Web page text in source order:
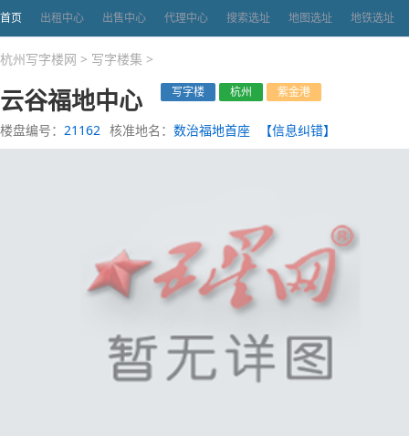
首页 出租中心 出售中心 代理中心 搜索选址 地图选址 地铁选址
杭州写字楼网 > 写字楼集 >
云谷福地中心 写字楼 杭州 紫金港
楼盘编号： 21162 核准地名： 数治福地首座 【信息纠错】